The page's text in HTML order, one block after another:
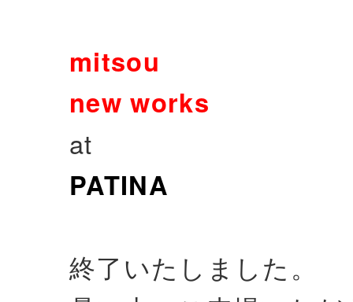
mitsou
new works
at
PATINA
終了いたしました。